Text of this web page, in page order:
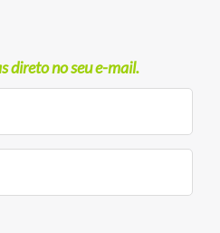
direto no seu e-mail.